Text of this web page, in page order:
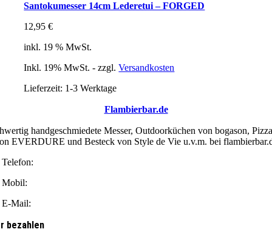
Santokumesser 14cm Lederetui – FORGED
12,95€
inkl. 19 % MwSt.
Inkl. 19% MwSt. - zzgl.Versandkosten
Lieferzeit: 1-3 Werktage
Flambierbar.de
handgeschmiedete Messer, Outdoorküchen von bogason,
EVERDURE und Besteck von Style de Vie u.v.m. bei
Telefon:
Mobil:
E-Mail:
bezahlen